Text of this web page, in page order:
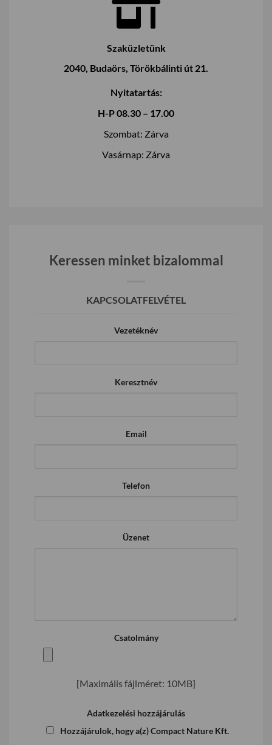
Szaküzletünk
2040, Budaörs, Törökbálinti út 21.
Nyitatartás:
H-P 08.30 – 17.00
Szombat: Zárva
Vasárnap: Zárva
Keressen minket bizalommal
KAPCSOLATFELVÉTEL
Vezetéknév
Keresztnév
Email
Telefon
Üzenet
Csatolmány
[Maximális fájlméret: 10MB]
Adatkezelési hozzájárulás
Hozzájárulok, hogy a(z) Compact Nature Kft.